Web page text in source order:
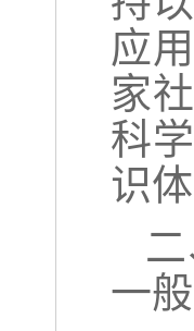
应
家
科
识
一